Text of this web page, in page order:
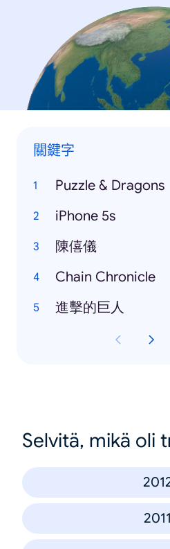
關鍵字
Puzzle & Dragons
iPhone 5s
陳僖儀
Chain Chronicle
進擊的巨人
Selvitä, mikä oli
2011